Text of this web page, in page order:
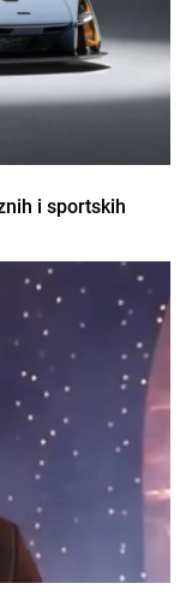
i sportskih